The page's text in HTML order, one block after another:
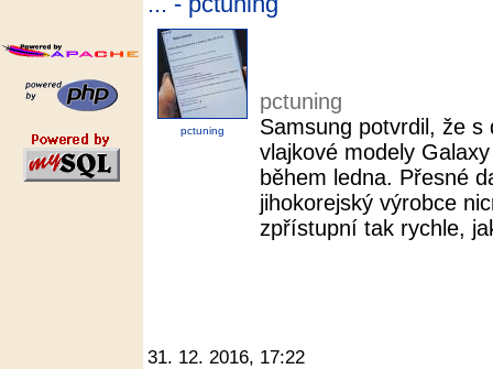
pctuning
pctuning
Samsung potvrdil, že s
vlajkové modely
během ledna. Přesné
jihokorejský výrobce
zpřístupní tak rychle,
31. 12. 2016, 17:22